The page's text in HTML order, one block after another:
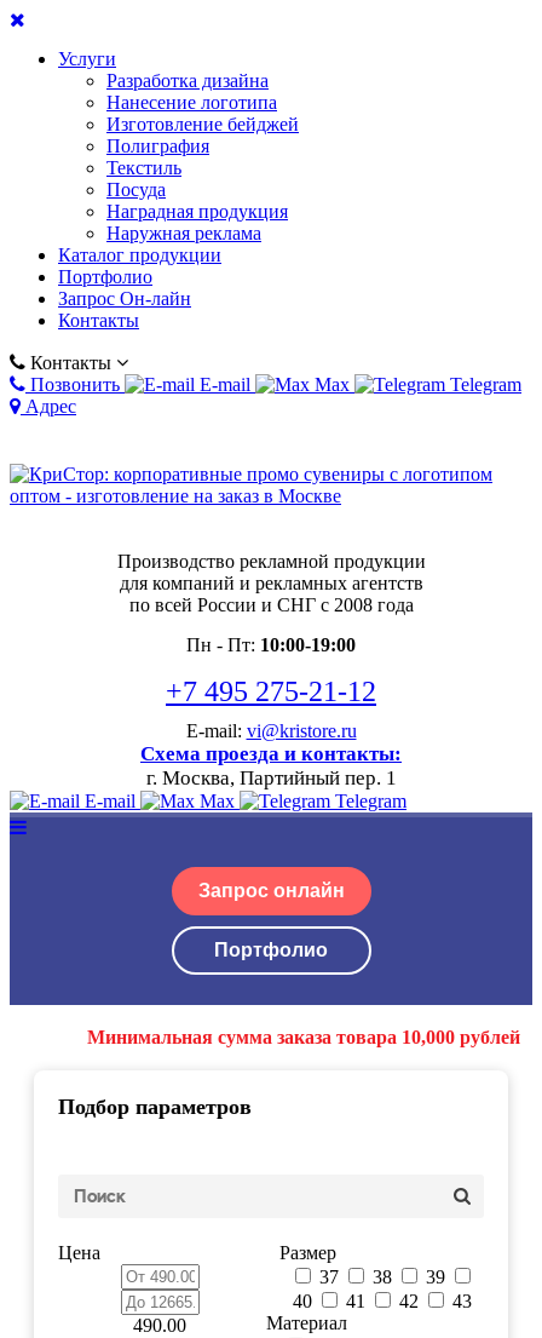
Услуги
Разработка дизайна
Нанесение логотипа
Изготовление бейджей
Полиграфия
Текстиль
Посуда
Наградная продукция
Наружная реклама
Каталог продукции
Портфолио
Запрос Он-лайн
Контакты
Контакты
Позвонить
E-mail Max
Telegram
Адрес
Производство рекламной продукции
для компаний и рекламных агентств
по всей России и СНГ с 2008 года
Пн - Пт: 10:00-19:00
+7 495 275-21-12
E-mail: vi@kristore.ru
Схема проезда и контакты:
г. Москва, Партийный пер. 1
E-mail Max Telegram
Запрос онлайн
Портфолио
Минимальная сумма заказа товара 10,000 рублей
Подбор параметров
Цена
490.00
Размер
37
38
39
40
41 42
43
Материал